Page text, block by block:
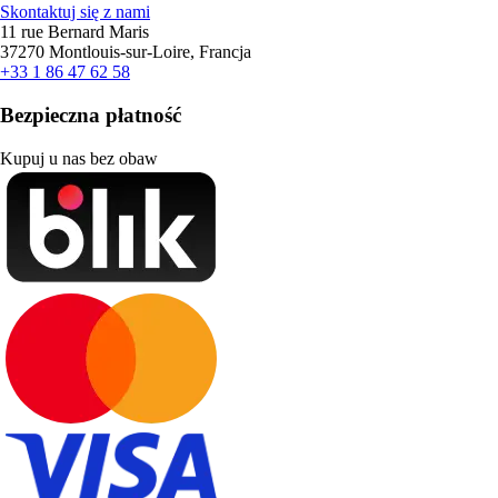
Skontaktuj się z nami
11 rue Bernard Maris
37270 Montlouis-sur-Loire, Francja
+33 1 86 47 62 58
Bezpieczna płatność
Kupuj u nas bez obaw